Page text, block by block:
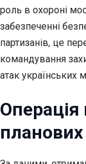
роль в охороні
забезпеченні
партизанів, це
командування
атак українських
планових